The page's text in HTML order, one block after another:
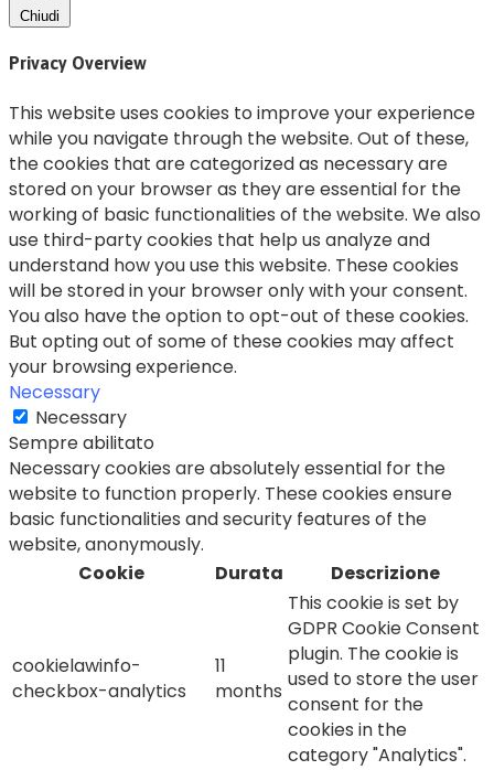
Chiudi
Privacy Overview
This website uses cookies to improve your experience
while you navigate through the website. Out of these,
the cookies that are categorized as necessary are
stored on your browser as they are essential for the
working of basic functionalities of the website. We also
use third-party cookies that help us analyze and
understand how you use this website. These cookies
will be stored in your browser only with your consent.
You also have the option to opt-out of these cookies.
But opting out of some of these cookies may affect
your browsing experience.
Necessary
Necessary
Sempre abilitato
Necessary cookies are absolutely essential for the
website to function properly. These cookies ensure
basic functionalities and security features of the
website, anonymously.
Cookie
Durata Descrizione
cookielawinfo-
checkbox-analytics
11
months
This cookie is set by
GDPR Cookie Consent
plugin. The cookie is
used to store the user
consent for the
cookies in the
category "Analytics".